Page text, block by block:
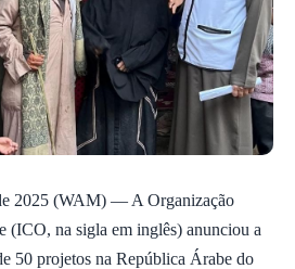
2025 (WAM) — A Organização
(ICO, na sigla em inglês) anunciou a
50 projetos na República Árabe do